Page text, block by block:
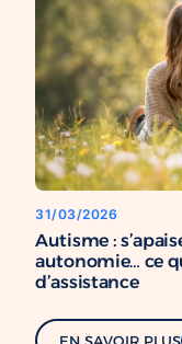
31/03/2026
Autisme :
autonomie… ce
d’assistance
EN SAVOIR PLUS